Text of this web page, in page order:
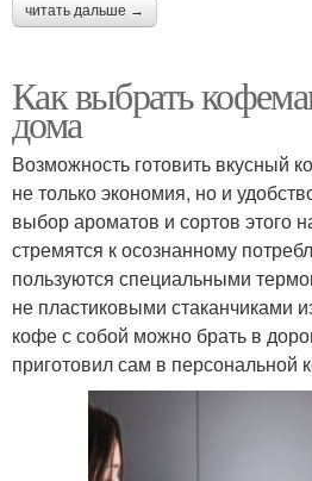
читать дальше →
Как выбрать
дома
Возможность готовить вкусный
не только экономия, но и
выбор ароматов и сортов этого
стремятся к осознанному
пользуются специальными
не пластиковыми стаканчиками
кофе с собой можно брать в
приготовил сам в